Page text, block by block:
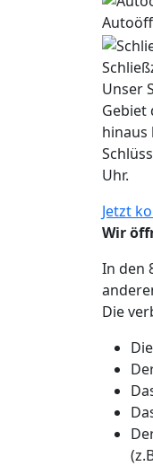
Unser
Gebiet
hinaus
Uhr.
Jetzt
Wir
In den
Die